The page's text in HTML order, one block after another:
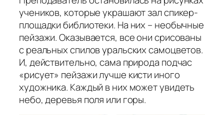
учеников, которые украшают зал спикер-
площадки библиотеки. На них – необычные
пейзажи. Оказывается, все они срисованы
с реальных спилов уральских самоцветов.
И, действительно, сама природа подчас
«рисует» пейзажи лучше кисти иного
художника. Каждый в них может увидеть
небо, деревья поля или горы.